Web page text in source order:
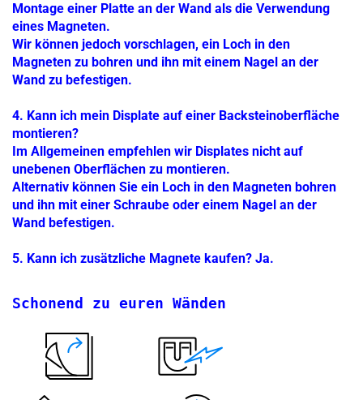
Montage einer Platte an der Wand als die Verwendung
eines Magneten.
Wir können jedoch vorschlagen, ein Loch in den
Magneten zu bohren und ihn mit einem Nagel an der
Wand zu befestigen.
4. Kann ich mein Displate auf einer Backsteinoberfläche
montieren?
Im Allgemeinen empfehlen wir Displates nicht auf
unebenen Oberflächen zu montieren.
Alternativ können Sie ein Loch in den Magneten bohren
und ihn mit einer Schraube oder einem Nagel an der
Wand befestigen.
5. Kann ich zusätzliche Magnete kaufen? Ja.
Schonend zu euren Wänden